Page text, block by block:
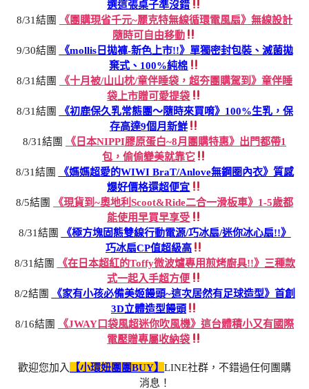
選這張桌子準沒錯
8/31結團
《團購現省千元~麗克特無線循環電風扇》無線設計
隨時可自由移動
9/30結團
《mollis日拋褲-新色上市!!》單獨密封包裝、滅菌拋
棄式、100%純棉
8/31結團
《十月被/山山枕/童伴睡袋，超夯團購駕到》童伴睡
袋上市贈可愛提袋
8/31結團
《初鹿保久乳常態團～隨時來買唷》100%生乳，保
存高達9個月新鮮
8/31結團
《日本NIPPI膠原蛋白~8月團購特惠》出門都帶1
包，偷偷變美就靠它
8/31結團
《媽媽超愛的WIWI BraT/Anlove無鋼圈內衣》質感
爆好價格還超便宜
8/5結團
《現貨到~奧地利Scoot&Ride二合一滑板車》1-5歲都
能使用早買早享受
8/31結團
《極方塊固態雙線行動電源/巧冰扇/迷你冰心扇!!》
巧冰扇CP值超級高
8/31結團
《在日本超紅的Toffy微波爐專用煎烤廚具!!》三種款
式一起入手超方便
8/2結團
《家有小孩必備美姬饅頭~這次居然有足球造型》首創
3D立體造型饅頭
8/16結團
《JWAY口袋風超迷你吹風機》這台體積小又有國際
電壓贈專屬收納袋
歡迎您加入 【小環妞團團BUY】 LINE社群，不錯過任何團購
消息！